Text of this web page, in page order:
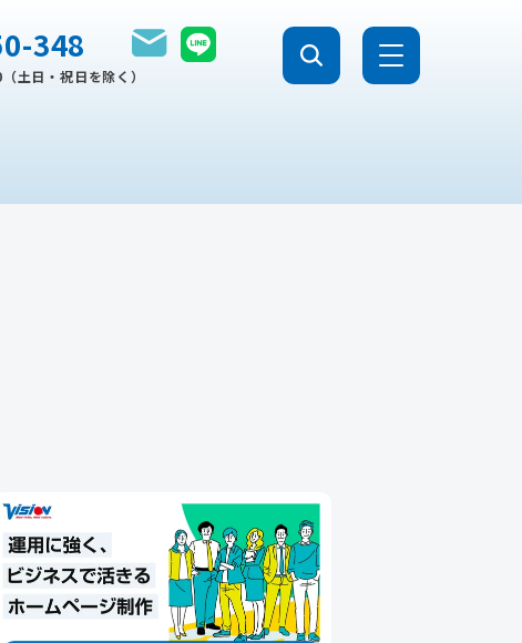
348
土日・祝日を除く）